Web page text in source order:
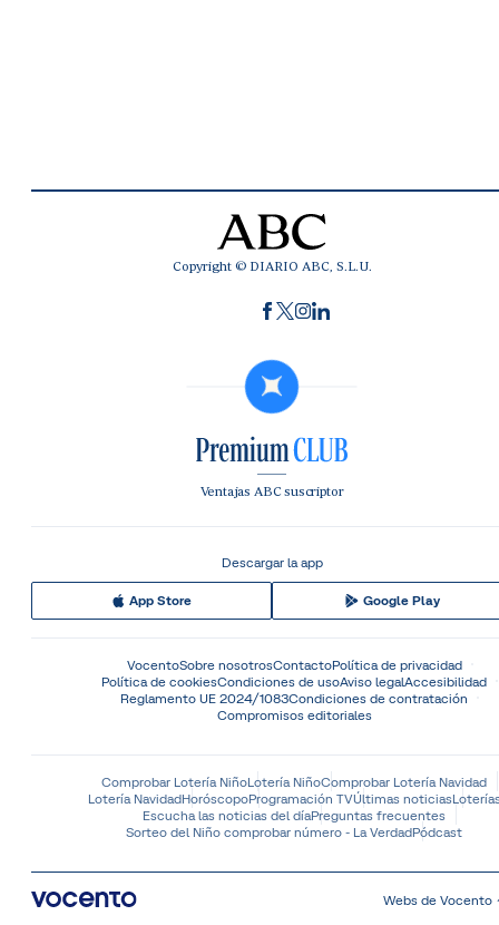
Copyright © DIARIO ABC, S.L.U.
Ventajas ABC suscriptor
Descargar la app
App Store Google Play
VocentoSobre nosotrosContactoPolítica de privacidad
Política de cookiesCondiciones de usoAviso legalAccesibilidad
Reglamento UE 2024/1083Condiciones de contratación
Compromisos editoriales
Comprobar Lotería NiñoLotería NiñoComprobar Lotería Navidad
Lotería NavidadHoróscopoProgramación TVÚltimas noticias
Escucha las noticias del díaPreguntas frecuentes
Sorteo del Niño comprobar número - La VerdadPódcast
Webs de Vocento